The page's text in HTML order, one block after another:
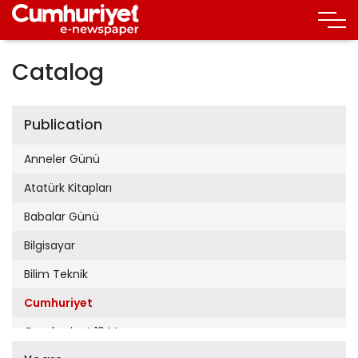
Catalog
Publication
Anneler Günü
Atatürk Kitapları
Babalar Günü
Bilgisayar
Bilim Teknik
Cumhuriyet
Cumhuriyet 19 Mayıs